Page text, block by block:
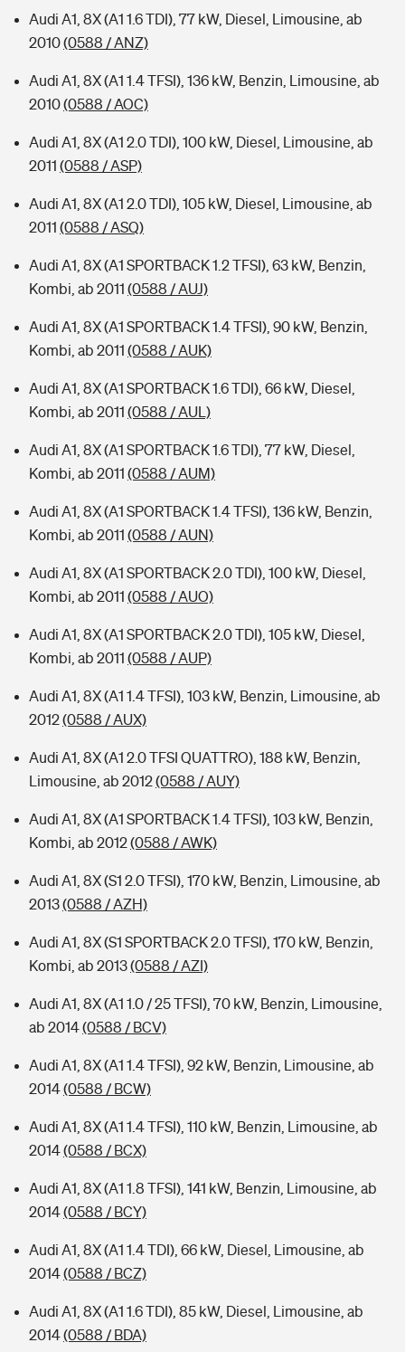
Typklassen: So ist Ihr Auto eingestuft
Sie haben Fragen?
Audi A1, 8X (A1 1.6 TDI), 77 kW, Diesel, Limousine, ab
2010(0588 / ANZ)
Audi A1, 8X (A1 1.4 TFSI), 136 kW, Benzin, Limousine, ab
2010(0588 / AOC)
Audi A1, 8X (A1 2.0 TDI), 100 kW, Diesel, Limousine, ab
2011 (0588 / ASP)
Audi A1, 8X (A1 2.0 TDI), 105 kW, Diesel, Limousine, ab
2011 (0588 / ASQ)
Audi A1, 8X (A1 SPORTBACK 1.2 TFSI), 63 kW, Benzin,
Kombi, ab 2011 (0588 / AUJ)
Audi A1, 8X (A1 SPORTBACK 1.4 TFSI), 90 kW, Benzin,
Kombi, ab 2011 (0588 / AUK)
Audi A1, 8X (A1 SPORTBACK 1.6 TDI), 66 kW, Diesel,
Kombi, ab 2011 (0588 / AUL)
Audi A1, 8X (A1 SPORTBACK 1.6 TDI), 77 kW, Diesel,
Kombi, ab 2011 (0588 / AUM)
Audi A1, 8X (A1 SPORTBACK 1.4 TFSI), 136 kW, Benzin,
Kombi, ab 2011 (0588 / AUN)
Audi A1, 8X (A1 SPORTBACK 2.0 TDI), 100 kW, Diesel,
Kombi, ab 2011 (0588 / AUO)
Audi A1, 8X (A1 SPORTBACK 2.0 TDI), 105 kW, Diesel,
Kombi, ab 2011 (0588 / AUP)
Audi A1, 8X (A1 1.4 TFSI), 103 kW, Benzin, Limousine, ab
2012(0588 / AUX)
Audi A1, 8X (A1 2.0 TFSI QUATTRO), 188 kW, Benzin,
Limousine, ab 2012(0588 / AUY)
Audi A1, 8X (A1 SPORTBACK 1.4 TFSI), 103 kW, Benzin,
Kombi, ab 2012(0588 / AWK)
Audi A1, 8X (S1 2.0 TFSI), 170 kW, Benzin, Limousine, ab
2013(0588 / AZH)
Audi A1, 8X (S1 SPORTBACK 2.0 TFSI), 170 kW, Benzin,
Kombi, ab 2013(0588 / AZI)
Audi A1, 8X (A1 1.0 / 25 TFSI), 70 kW, Benzin, Limousine,
ab 2014(0588 / BCV)
Audi A1, 8X (A1 1.4 TFSI), 92 kW, Benzin, Limousine, ab
2014(0588 / BCW)
Audi A1, 8X (A1 1.4 TFSI), 110 kW, Benzin, Limousine, ab
2014(0588 / BCX)
Audi A1, 8X (A1 1.8 TFSI), 141 kW, Benzin, Limousine, ab
2014(0588 / BCY)
Audi A1, 8X (A1 1.4 TDI), 66 kW, Diesel, Limousine, ab
2014(0588 / BCZ)
Audi A1, 8X (A1 1.6 TDI), 85 kW, Diesel, Limousine, ab
2014(0588 / BDA)